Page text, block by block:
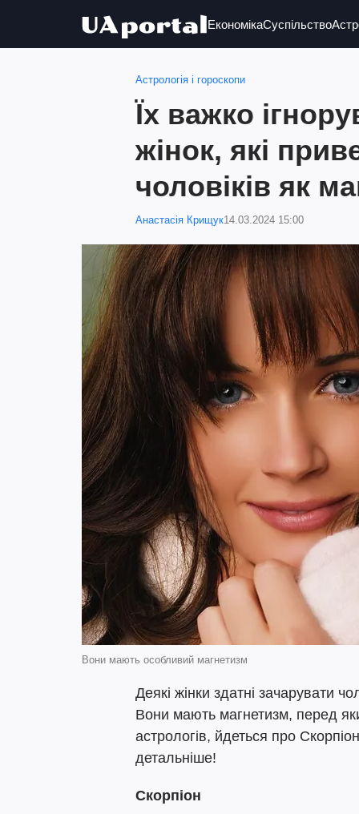
ЕкономікаСуспільство
Астрологія і гороскопи
Їх важко
жінок, які
чоловіків як
Анастасія Крищук14.03.2024 15:00
Вони мають особливий магнетизм
Деякі жінки здатні зачарувати
Вони мають магнетизм, перед
астрологів, йдеться про
детальніше!
Скорпіон